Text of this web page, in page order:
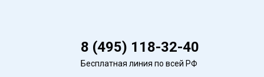
8 (495) 118-32-40
Бесплатная линия по всей РФ